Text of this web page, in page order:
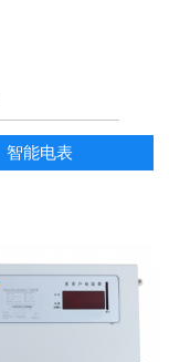
智能电表